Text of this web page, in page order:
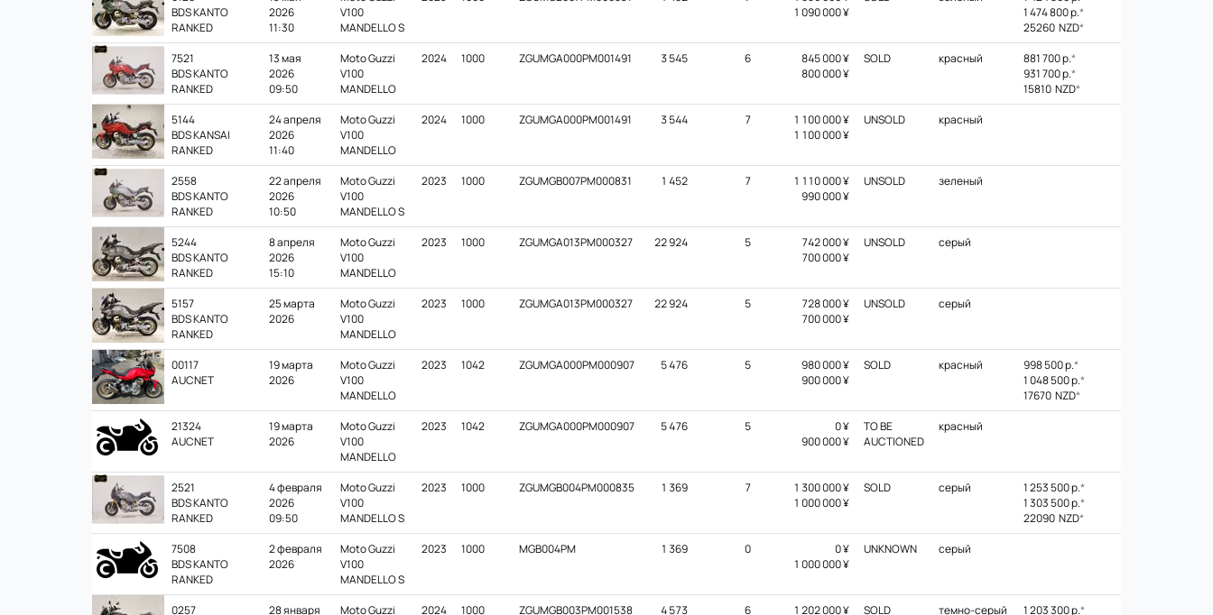
BDS KANTO
RANKED
2026
11:30
V100
MANDELLO S
1 090 000 ¥
1 474 800 р.*
25260 NZD*
7521
BDS KANTO
RANKED
13 мая
2026
09:50
Moto Guzzi
V100
MANDELLO
2024 1000 ZGUMGA000PM001491 3 545 6
845 000 ¥
800 000 ¥
SOLD красный 881 700 р.*
931 700 р.*
15810 NZD*
5144
BDS KANSAI
RANKED
24 апреля
2026
11:40
Moto Guzzi
V100
MANDELLO
2024 1000 ZGUMGA000PM001491 3 544 7
1 100 000 ¥
1 100 000 ¥
UNSOLD красный
2558
BDS KANTO
RANKED
22 апреля
2026
10:50
Moto Guzzi
V100
MANDELLO S
2023 1000 ZGUMGB007PM000831 1 452 7
1 110 000 ¥
990 000 ¥
UNSOLD зеленый
5244
BDS KANTO
RANKED
8 апреля
2026
15:10
Moto Guzzi
V100
MANDELLO
2023 1000 ZGUMGA013PM000327 22 924 5
742 000 ¥
700 000 ¥
UNSOLD серый
5157
BDS KANTO
RANKED
25 марта
2026
Moto Guzzi
V100
MANDELLO
2023 1000 ZGUMGA013PM000327 22 924 5
728 000 ¥
700 000 ¥
UNSOLD серый
00117
AUCNET
19 марта
2026
Moto Guzzi
V100
MANDELLO
2023 1042 ZGUMGA000PM000907 5 476 5
980 000 ¥
900 000 ¥
SOLD красный 998 500 р.*
1 048 500 р.*
17670 NZD*
21324
AUCNET
19 марта
2026
Moto Guzzi
V100
MANDELLO
2023 1042 ZGUMGA000PM000907 5 476 5
0 ¥
900 000 ¥
TO BE
AUCTIONED
красный
2521
BDS KANTO
RANKED
4 февраля
2026
09:50
Moto Guzzi
V100
MANDELLO S
2023 1000 ZGUMGB004PM000835 1 369 7
1 300 000 ¥
1 000 000 ¥
SOLD серый 1 253 500 р.*
1 303 500 р.*
22090 NZD*
7508
BDS KANTO
RANKED
2 февраля
2026
Moto Guzzi
V100
MANDELLO S
2023 1000 MGB004PM 1 369 0
0 ¥
1 000 000 ¥
UNKNOWN серый
0257
28 января
Moto Guzzi
2024 1000 ZGUMGB003PM001538 4 573 6
1 202 000 ¥
SOLD
темно-серый
1 203 300 р.*